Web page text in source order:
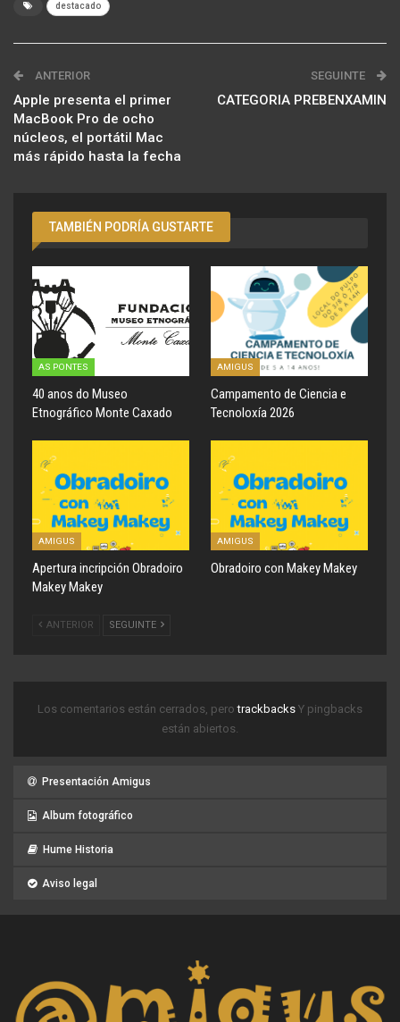
destacado
ANTERIOR
Apple presenta el primer
MacBook Pro de ocho
núcleos, el portátil Mac
más rápido hasta la fecha
SEGUINTE
CATEGORIA PREBENXAMIN
TAMBIÉN PODRÍA GUSTARTE
AS PONTES
40 anos do Museo
Etnográfico Monte Caxado
AMIGUS
Campamento de Ciencia e
Tecnoloxía 2026
AMIGUS
Apertura incripción Obradoiro
Makey Makey
AMIGUS
Obradoiro con Makey Makey
ANTERIOR SEGUINTE
Los comentarios están cerrados, perotrackbacks Y pingbacks
están abiertos.
Presentación Amigus
Album fotográfico
Hume Historia
Aviso legal